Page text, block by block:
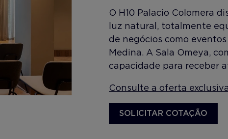
O H10 Palacio Colomera
luz natural, totalmente
de negócios como
Medina. A Sala Omeya,
capacidade para receber
Consulte a oferta exclusiva
SOLICITAR COTAÇÃO